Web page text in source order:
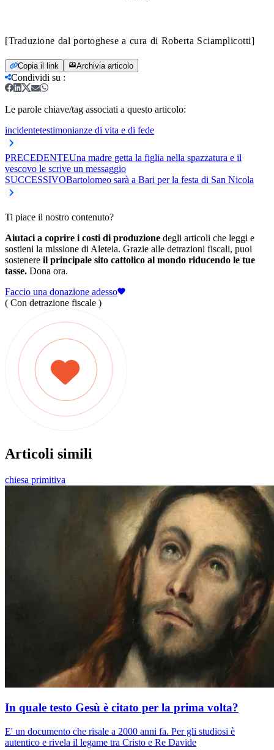
[Traduzione dal portoghese a cura di Roberta Sciamplicotti]
Copia il link Archivia articolo
Condividi su :
Le parole chiave/tag associati a questo articolo:
incidentetestimonianze di vita e di fede
PRECEDENTEUna madre getta la figlia nella spazzatura e il
vescovo le scrive un messaggio
SUCCESSIVOBartolomeo sarà a Bari per la festa di San Nicola
Ti piace il nostro contenuto?
Aiutaci a coprire i costi di produzione degli articoli che leggi e
sostieni la missione di Aleteia. Grazie alle detrazioni fiscali, puoi
sostenere il principale sito cattolico al mondo riducendo le tue
tasse. Dona ora.
Faccio una donazione adesso
( Con detrazione fiscale )
Articoli simili
chiesa primitiva
In quale testo Gesù è citato per la prima volta?
E' un documento che risale a 2000 anni fa. Per gli studiosi è
autentico e rivela il legame tra Cristo e Re Davide